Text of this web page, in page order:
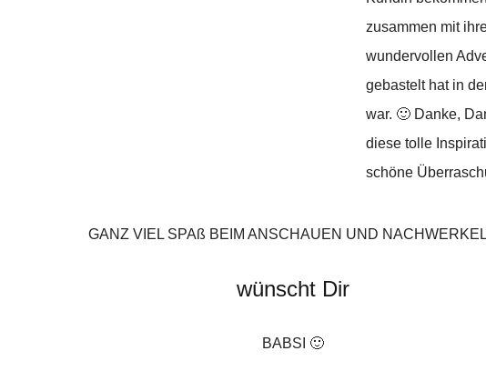
zusammen mit
wundervollen
gebastelt hat in
war. 🙂 Danke,
diese tolle
schöne
GANZ VIEL SPAß BEIM ANSCHAUEN UND
wünscht Dir
BABSI 🙂